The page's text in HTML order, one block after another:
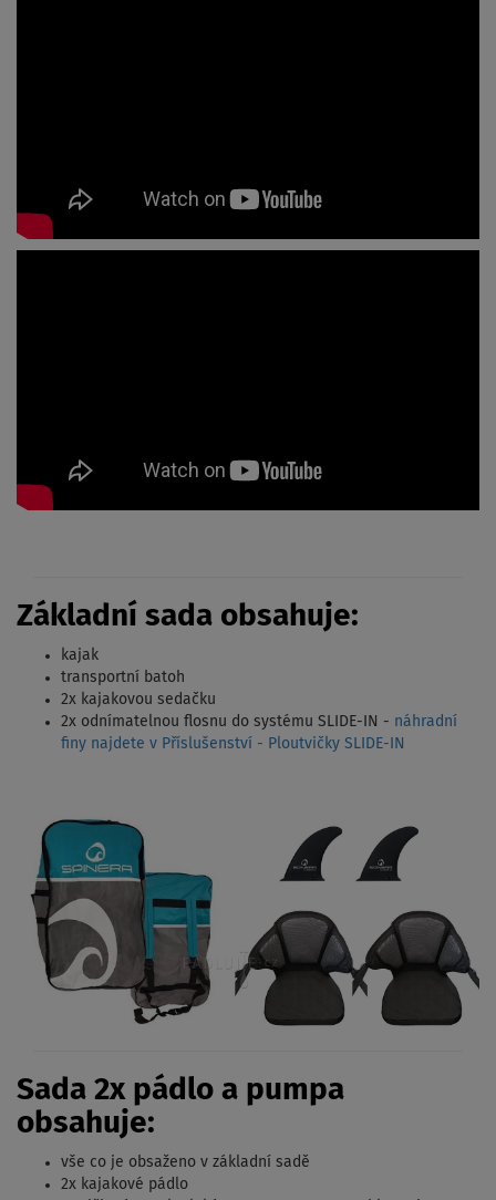
Základní sada obsahuje:
kajak
transportní batoh
2x kajakovou sedačku
2x odnímatelnou flosnu do systému SLIDE-IN - náhradní
finy najdete v Příslušenství - Ploutvičky SLIDE-IN
Sada 2x pádlo a pumpa
obsahuje:
vše co je obsaženo v základní sadě
2x kajakové pádlo